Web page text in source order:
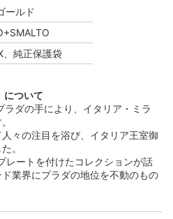
ールド
、純正保護袋
について
ダの手により、イタリア・ミラ
々の注目を浴び、イタリア王室御
。
レートを付けたコレクションが話
業界にプラダの地位を不動のもの